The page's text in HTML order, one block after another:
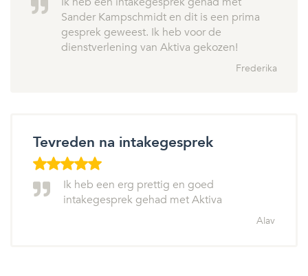
Sander Kampschmidt en dit is een prima
gesprek geweest. Ik heb voor de
dienstverlening van Aktiva gekozen!
Frederika
Tevreden na intakegesprek
Ik heb een erg prettig en goed
intakegesprek gehad met Aktiva
Alav